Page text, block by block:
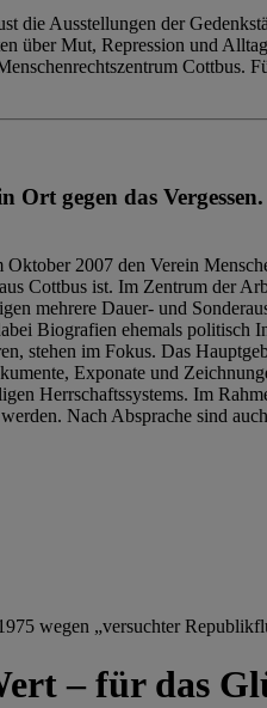
die Ausstellungen der
über Mut, Repression und
Cottbus.
Ort gegen das
2007 den Verein
Cottbus ist. Im Zentrum der
mehrere Dauer- und
Biografien ehemals
stehen im Fokus. Das
Exponate und
Herrschaftssystems. Im
Nach Absprache sind
wegen „versuchter
– für das